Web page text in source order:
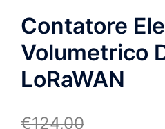
Contatore
Volumetrico
LoRaWAN
€124,00